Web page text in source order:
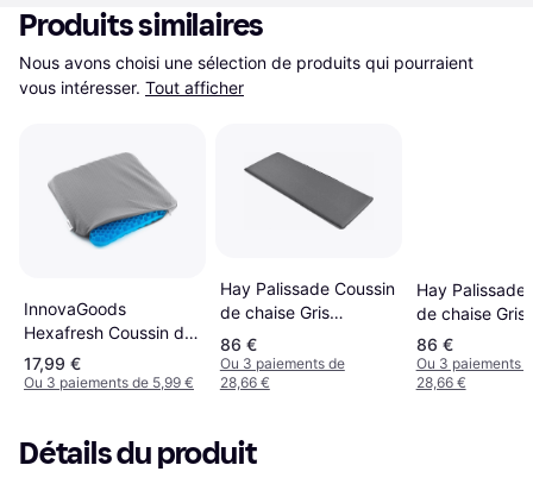
Produits similaires
Nous avons choisi une sélection de produits qui pourraient
vous intéresser. Tout afficher
InnovaGoods
Hexafresh Coussin de
chaise Gris (39x37cm)
17,99 €
Ou 3 paiements de 5,99 €
Hay Palissade Coussin
de chaise Gris
(107.5x43.5cm)
86 €
Ou 3 paiements de
28,66 €
Hay Palissade
de chaise Gris
86 €
Ou 3 paiements
28,66 €
Détails du produit